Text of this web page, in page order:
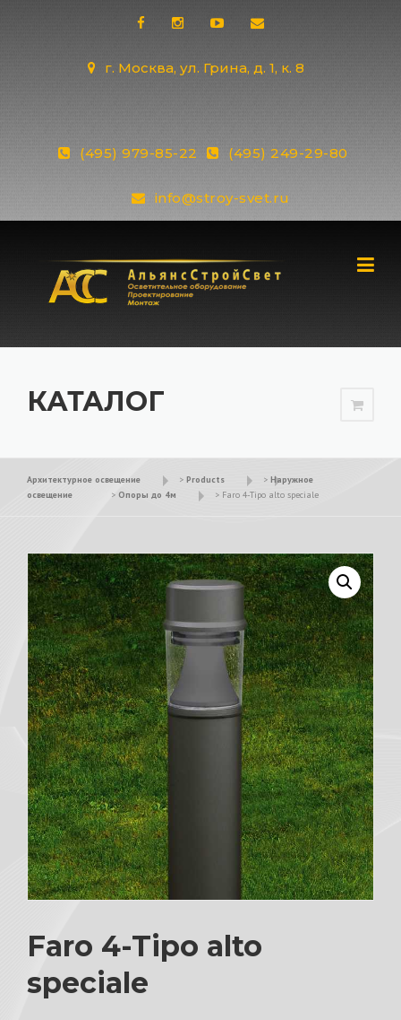
г. Москва, ул. Грина, д. 1, к. 8
(495) 979-85-22 (495) 249-29-80
info@stroy-svet.ru
КАТАЛОГ
Архитектурное освещение > Products > Наружное
освещение
> Опоры до 4м > Faro 4-Tipo alto speciale
Faro 4-Tipo alto
speciale